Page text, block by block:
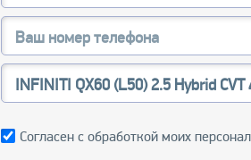
Согласен с обработкой моих